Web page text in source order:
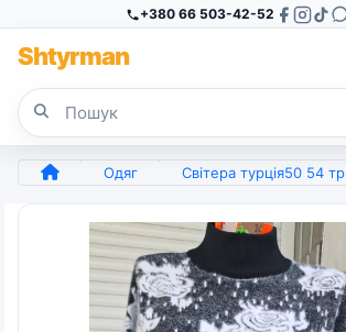
+380 66 503-42-52
Shtyrman
Одяг Світера турція50 54 троянд (арт. 7413)